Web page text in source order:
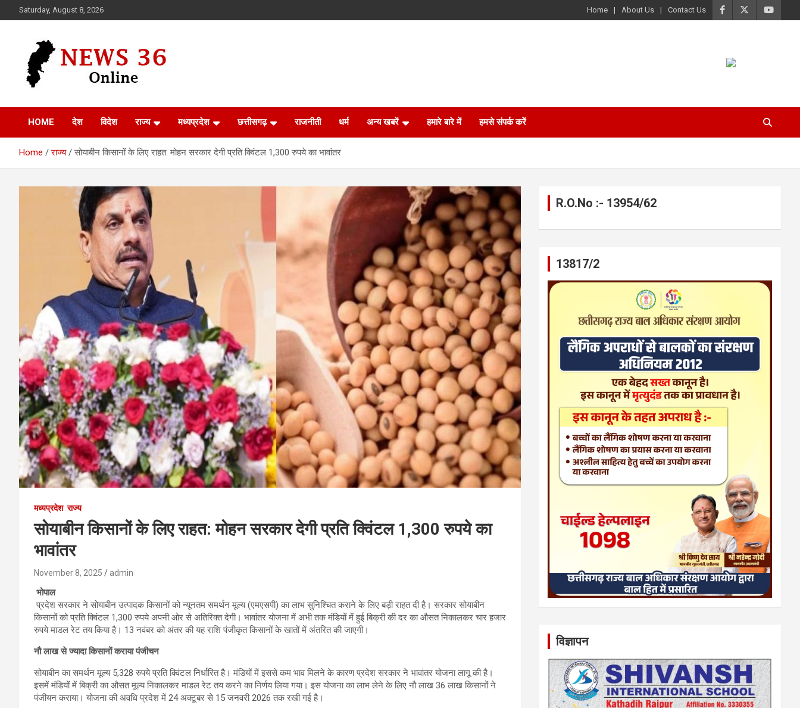
to
Saturday, August 8, 2026 Home About Us Contact Us
News 36
HOME देश विदेश राज्य मध्यप्रदेश छत्तीसगढ़ राजनीती धर्म अन्य खबरें हमारे बारे में हमसे संपर्क करें
Home राज्य सोयाबीन किसानों के लिए राहत: मोहन सरकार देगी प्रति क्विंटल 1,300 रुपये का भावांतर
मध्यप्रदेश राज्य
सोयाबीन किसानों के लिए राहत: मोहन सरकार देगी प्रति क्विंटल 1,300 रुपये का
भावांतर
November 8, 2025 admin
भोपाल
प्रदेश सरकार ने सोयाबीन उत्पादक किसानों को न्यूनतम समर्थन मूल्य (एमएसपी) का लाभ सुनिश्चित कराने के लिए बड़ी राहत दी है। सरकार सोयाबीन
किसानों को प्रति क्विंटल 1,300 रुपये अपनी ओर से अतिरिक्त देगी। भावांतर योजना में अभी तक मंडियों में हुई बिक्री की दर का औसत निकालकर चार हजार
रुपये माडल रेट तय किया है। 13 नवंबर को अंतर की यह राशि पंजीकृत किसानों के खातों में अंतरित की जाएगी।
नौ लाख से ज्यादा किसानों कराया पंजीचन
सोयाबीन का समर्थन मूल्य 5,328 रुपये प्रति क्विंटल निर्धारित है। मंडियों में इससे कम भाव मिलने के कारण प्रदेश सरकार ने भावांतर योजना लागू की है।
इसमें मंडियों में बिक्री का औसत मूल्य निकालकर माडल रेट तय करने का निर्णय लिया गया। इस योजना का लाभ लेने के लिए नौ लाख 36 लाख किसानों ने
पंजीयन कराया। योजना की अवधि प्रदेश में 24 अक्टूबर से 15 जनवरी 2026 तक रखी गई है।
R.O.No :- 13954/62
13817/2
विज्ञापन